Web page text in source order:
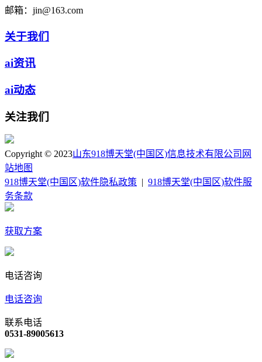
邮箱： jin@163.com
关于我们
ai资讯
ai动态
关注我们
Copyright © 2023山东918博天堂(中国区)信息技术有限公司 网
站地图
918博天堂(中国区)软件隐私政策
918博天堂(中国区)软件服
务条款
获取方案
电话咨询
电话咨询
联系电话
0531-89005613